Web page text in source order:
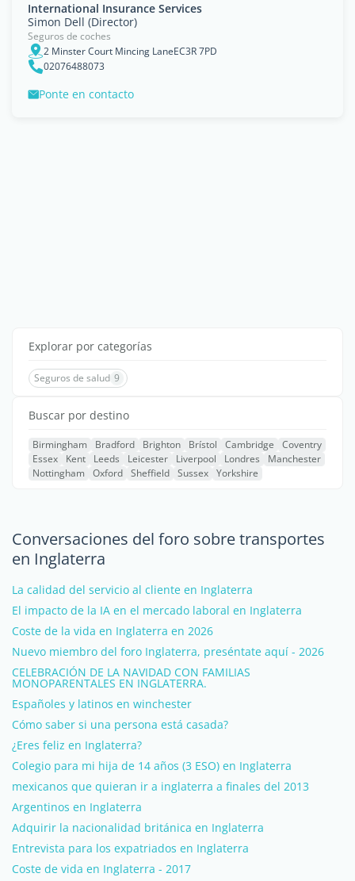
International Insurance Services
Simon Dell (Director)
Seguros de coches
2 Minster Court Mincing LaneEC3R 7PD
02076488073
Ponte en contacto
Explorar por categorías
Seguros de salud 9
Buscar por destino
Birmingham Bradford Brighton Brístol Cambridge
Coventry
Essex
Kent Leeds Leicester Liverpool Londres
Manchester
Nottingham
Oxford Sheffield Sussex Yorkshire
Conversaciones del foro sobre transportes
en Inglaterra
La calidad del servicio al cliente en Inglaterra
El impacto de la IA en el mercado laboral en Inglaterra
Coste de la vida en Inglaterra en 2026
Nuevo miembro del foro Inglaterra, preséntate aquí - 2026
CELEBRACIÓN DE LA NAVIDAD CON FAMILIAS
MONOPARENTALES EN INGLATERRA.
Españoles y latinos en winchester
Cómo saber si una persona está casada?
¿Eres feliz en Inglaterra?
Colegio para mi hija de 14 años (3 ESO) en Inglaterra
mexicanos que quieran ir a inglaterra a finales del 2013
Argentinos en Inglaterra
Adquirir la nacionalidad británica en Inglaterra
Entrevista para los expatriados en Inglaterra
Coste de vida en Inglaterra - 2017